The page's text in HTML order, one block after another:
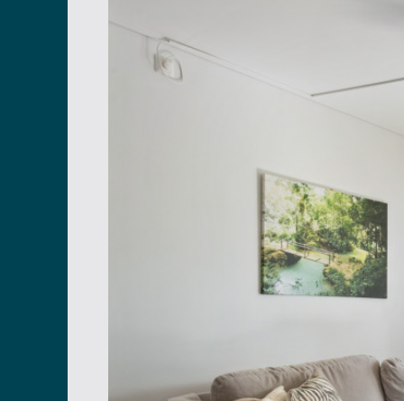
TELEFONNUMMER